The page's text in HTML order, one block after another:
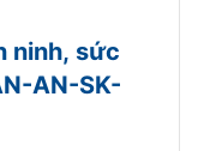
ninh, sức
AN-SK-